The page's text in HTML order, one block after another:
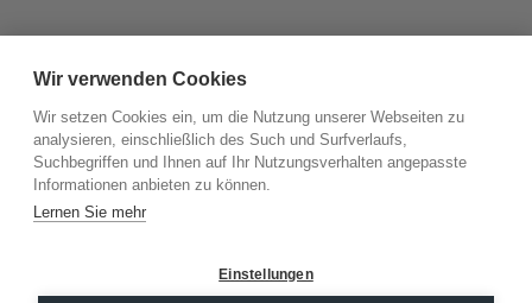
©2026.DiamondsByMe
Wir verwenden Cookies
Wir setzen Cookies ein, um die Nutzung unserer Webseiten zu
analysieren, einschließlich des Such und Surfverlaufs,
Suchbegriffen und Ihnen auf Ihr Nutzungsverhalten angepasste
Informationen anbieten zu können.
Lernen Sie mehr
Einstellungen